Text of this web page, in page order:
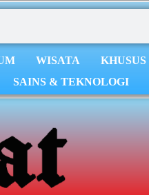
WISATA KHUSUS
SAINS & TEKNOLOGI